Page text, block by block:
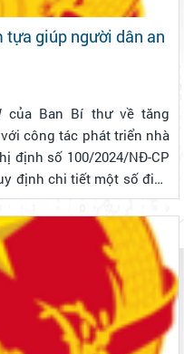
giúp người dân an
của Ban Bí thư về tăng
công tác phát triển nhà
định số 100/2024/NĐ-CP
định chi tiết một số điều
lý nhà ở xã hội, thời